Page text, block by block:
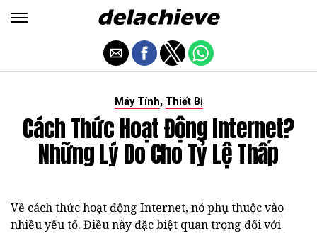
Máy Tính, Thiết Bị
Cách Thức Hoạt Động Internet?
Những Lý Do Cho Tỷ Lệ Thấp
Về cách thức hoạt động Internet, nó phụ thuộc vào
nhiều yếu tố. Điều này đặc biệt quan trọng đối với